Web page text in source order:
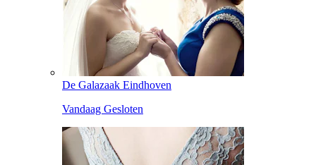
De Galazaak Eindhoven
Vandaag Gesloten